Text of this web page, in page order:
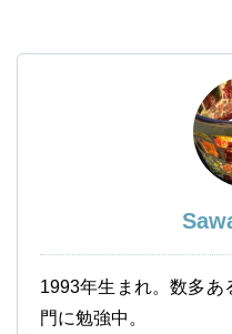
1993年生まれ。数多あ
門に勉強中。